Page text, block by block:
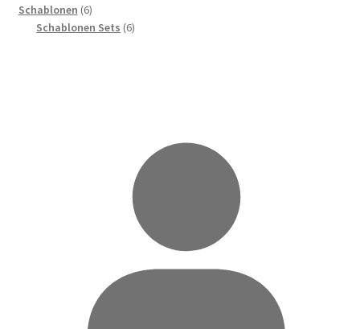
Produkte
Schablonen 66
Produkte
Schablonen Sets 66